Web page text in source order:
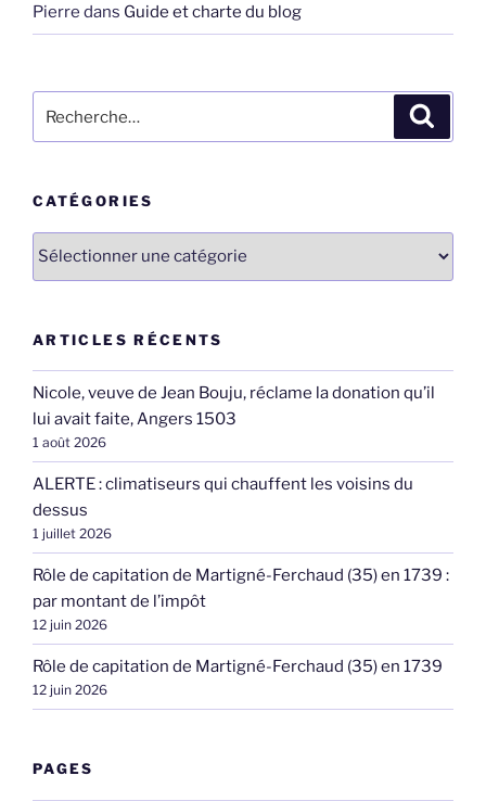
Pierre dans Guide et charte du blog
pour
CATÉGORIES
Catégories
ARTICLES RÉCENTS
Nicole, veuve de Jean Bouju, réclame la donation qu’il
lui avait faite, Angers 1503
1 août 2026
ALERTE : climatiseurs qui chauffent les voisins du
dessus
1 juillet 2026
Rôle de capitation de Martigné-Ferchaud (35) en 1739 :
par montant de l’impôt
12 juin 2026
Rôle de capitation de Martigné-Ferchaud (35) en 1739
12 juin 2026
PAGES